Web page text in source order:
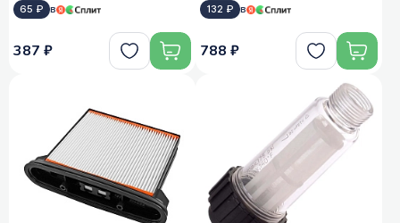
65 ₽ в
387 ₽
132 ₽ в
788 ₽